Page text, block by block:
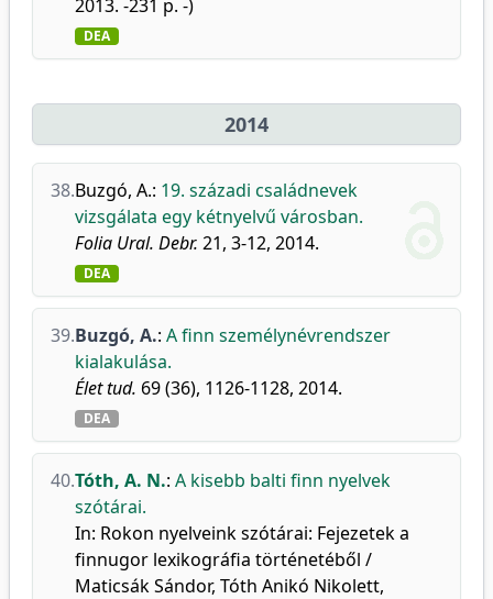
2013. -231 p. -)
DEA
2014
38.Buzgó, A.: 19. századi családnevek
vizsgálata egy kétnyelvű városban.
Folia Ural. Debr. 21, 3-12, 2014.
DEA
39.Buzgó, A.: A finn személynévrendszer
kialakulása.
Élet tud. 69 (36), 1126-1128, 2014.
DEA
40.Tóth, A. N.: A kisebb balti finn nyelvek
szótárai.
In: Rokon nyelveink szótárai: Fejezetek a
finnugor lexikográfia történetéből /
Maticsák Sándor, Tóth Anikó Nikolett,